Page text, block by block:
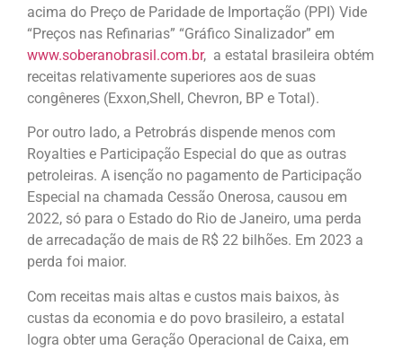
acima do Preço de Paridade de Importação (PPI) Vide
“Preços nas Refinarias” “Gráfico Sinalizador” em
www.soberanobrasil.com.br, a estatal brasileira obtém
receitas relativamente superiores aos de suas
congêneres (Exxon,Shell, Chevron, BP e Total).
Por outro lado, a Petrobrás dispende menos com
Royalties e Participação Especial do que as outras
petroleiras. A isenção no pagamento de Participação
Especial na chamada Cessão Onerosa, causou em
2022, só para o Estado do Rio de Janeiro, uma perda
de arrecadação de mais de R$ 22 bilhões. Em 2023 a
perda foi maior.
Com receitas mais altas e custos mais baixos, às
custas da economia e do povo brasileiro, a estatal
logra obter uma Geração Operacional de Caixa, em